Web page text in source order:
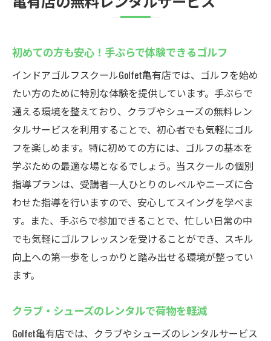
初めての方も安心！手ぶらで体験できるゴルフ
インドアゴルフスクールGolfet亀有店では、ゴルフを始め
たい方のために特別な体験を提供しています。手ぶらで
通える環境を整えており、クラブやシューズの無料レン
タルサービスを利用することで、初心者でも気軽にゴル
フを楽しめます。特に初めての方には、ゴルフの基本を
学ぶための最適な場となるでしょう。当スクールの個別
指導プランは、受講者一人ひとりのレベルやニーズに合
わせた指導を行いますので、安心してスイングを学べま
す。また、手ぶらで参加できることで、忙しい日常の中
でも気軽にゴルフレッスンを受けることができ、スキル
向上への第一歩をしっかりと踏み出せる環境が整ってい
ます。
クラブ・シューズのレンタルで荷物を軽減
Golfet亀有店では、クラブやシューズのレンタルサービス